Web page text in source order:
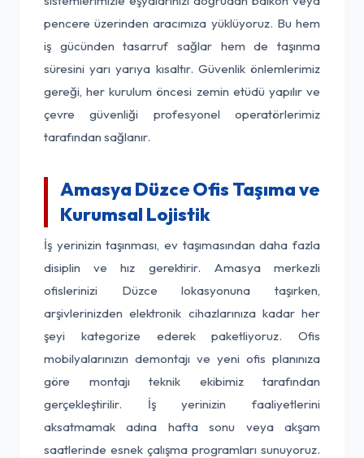
pencere üzerinden aracımıza yüklüyoruz. Bu hem
iş gücünden tasarruf sağlar hem de taşınma
süresini yarı yarıya kısaltır. Güvenlik önlemlerimiz
gereği, her kurulum öncesi zemin etüdü yapılır ve
çevre güvenliği profesyonel operatörlerimiz
tarafından sağlanır.
Amasya Düzce Ofis Taşıma ve
Kurumsal Lojistik
İş yerinizin taşınması, ev taşımasından daha fazla
disiplin ve hız gerektirir. Amasya merkezli
ofislerinizi Düzce lokasyonuna taşırken,
arşivlerinizden elektronik cihazlarınıza kadar her
şeyi kategorize ederek paketliyoruz. Ofis
mobilyalarınızın demontajı ve yeni ofis planınıza
göre montajı teknik ekibimiz tarafından
gerçekleştirilir. İş yerinizin faaliyetlerini
aksatmamak adına hafta sonu veya akşam
saatlerinde esnek çalışma programları sunuyoruz.